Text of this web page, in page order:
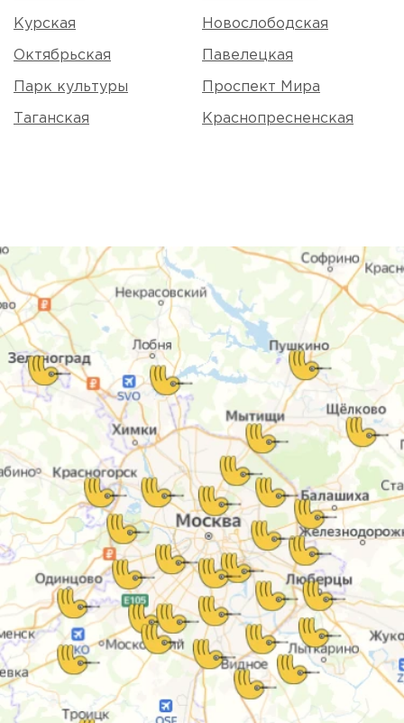
Курская Новослободская
Октябрьская Павелецкая
Парк культуры Проспект Мира
Таганская Краснопресненская